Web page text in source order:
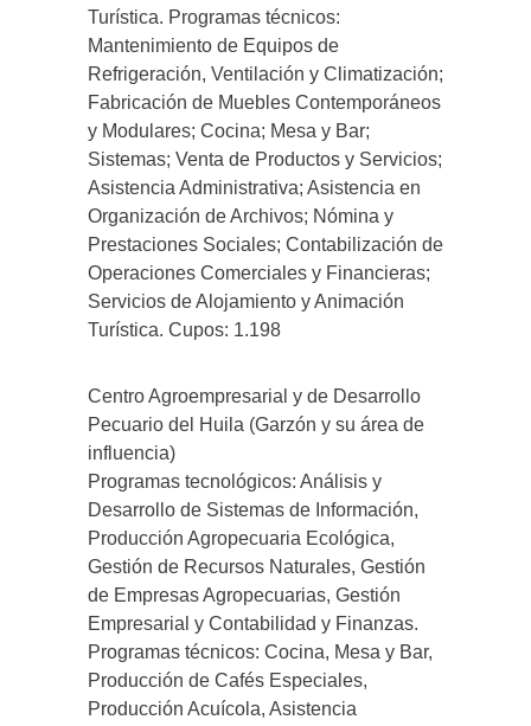
Turística. Programas técnicos:
Mantenimiento de Equipos de
Refrigeración, Ventilación y Climatización;
Fabricación de Muebles Contemporáneos
y Modulares; Cocina; Mesa y Bar;
Sistemas; Venta de Productos y Servicios;
Asistencia Administrativa; Asistencia en
Organización de Archivos; Nómina y
Prestaciones Sociales; Contabilización de
Operaciones Comerciales y Financieras;
Servicios de Alojamiento y Animación
Turística. Cupos: 1.198
Centro Agroempresarial y de Desarrollo
Pecuario del Huila (Garzón y su área de
influencia)
Programas tecnológicos: Análisis y
Desarrollo de Sistemas de Información,
Producción Agropecuaria Ecológica,
Gestión de Recursos Naturales, Gestión
de Empresas Agropecuarias, Gestión
Empresarial y Contabilidad y Finanzas.
Programas técnicos: Cocina, Mesa y Bar,
Producción de Cafés Especiales,
Producción Acuícola, Asistencia